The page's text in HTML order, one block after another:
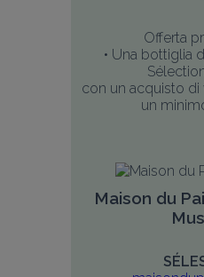
Offerta
• Una bottiglia
con un acquisto di
un
Maison du